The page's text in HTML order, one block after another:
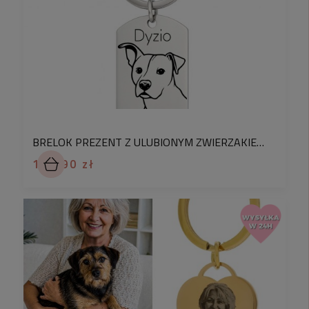
Odkryj naszą wyjątkową kolekcję breloków ze
stali, zaprojektowanych specjalnie jako prezent
Łączą w sobie klasyczny design z nowoczesnym
stylem, tworząc gadżet, który idealnie
odzwierciedla indywidualność i elegancję
Ten brelok, w całości powstaje w naszej lubelskiej
pracowni, gdzie
♡
Grawery robione przez nas są
wyjątkowo
trwałe
dzięki zastosowaniu najnowszego lasera
polskiej produkcji o mocy 30 W. Nasze projekty
różnią się od tych wykonywanych na ploterach
grawerujących tym, że mają wyraźne precyzyjne
kontury, wyraźny głęboki ślad i przede
BRELOK PREZENT Z ULUBIONYM ZWIERZAKIEM PIES GRAWER KONTUROWY ZE ZDJĘCIA
104,90 zł